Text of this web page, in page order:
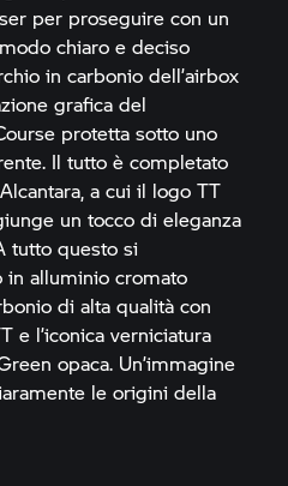
per proseguire con un
chiaro e deciso
in carbonio dell’airbox
grafica del
protetta sotto uno
Il tutto è completato
a cui il logo TT
un tocco di eleganza
tutto questo si
alluminio cromato
di alta qualità con
e l’iconica verniciatura
opaca. Un’immagine
le origini della